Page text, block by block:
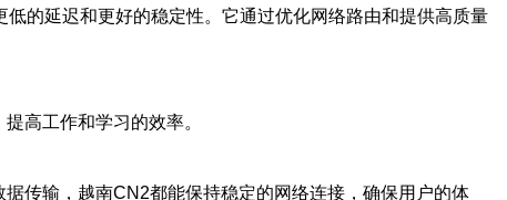
的延迟和更好的稳定性。它通过优化网络路由和提供高质量
高工作和学习的效率。
传输，越南CN2都能保持稳定的网络连接，确保用户的体